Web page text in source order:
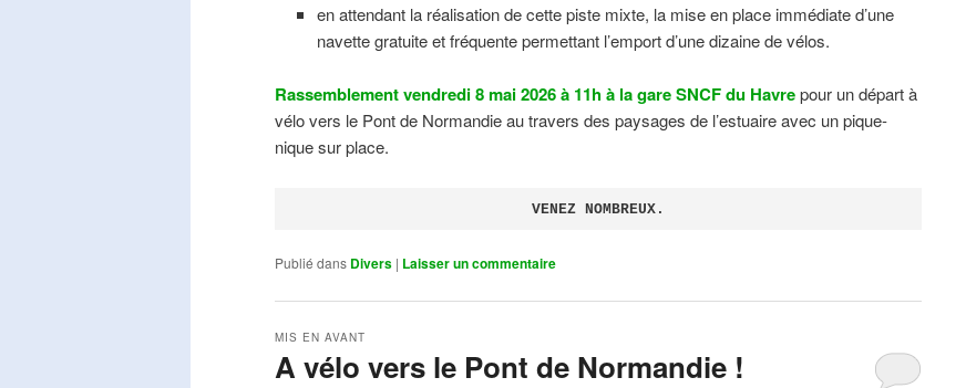
en attendant la réalisation de cette piste mixte, la mise en place immédiate d’une
navette gratuite et fréquente permettant l’emport d’une dizaine de vélos.
Rassemblement vendredi 8 mai 2026 à 11h à la gare SNCF du Havrepour un départ à
vélo vers le Pont de Normandie au travers des paysages de l’estuaire avec un pique-
nique sur place.
VENEZ NOMBREUX.
Publié dans Divers | Laisser un commentaire
A vélo vers le Pont de Normandie !
MIS EN AVANT